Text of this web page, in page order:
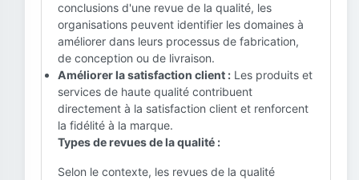
conclusions d'une revue de la qualité, les
organisations peuvent identifier les domaines à
améliorer dans leurs processus de fabrication,
de conception ou de livraison.
Améliorer la satisfaction client : Les produits et
services de haute qualité contribuent
directement à la satisfaction client et renforcent
la fidélité à la marque.
Types de revues de la qualité :
Selon le contexte, les revues de la qualité